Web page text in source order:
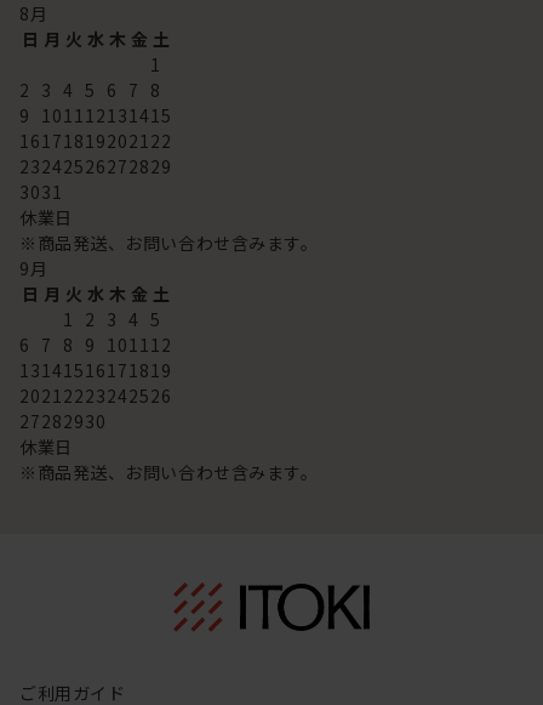
8月
日 月 火 水 木 金 土
1
2 3 4 5 6 7 8
9 101112131415
16171819202122
23242526272829
3031
休業日
※商品発送、お問い合わせ含みます。
9月
日 月 火 水 木 金 土
1 2 3 4 5
6 7 8 9 101112
13141516171819
20212223242526
27282930
休業日
※商品発送、お問い合わせ含みます。
ご利用ガイド